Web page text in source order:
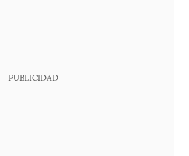
PUBLICIDAD